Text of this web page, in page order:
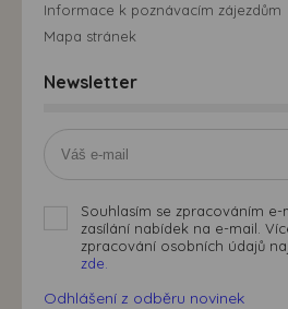
Informace k poznávacím zájezdům
Mapa stránek
Newsletter
Souhlasím se zpracováním e-
zasílání nabídek na e-mail.
zpracování osobních údajů
zde.
Odhlášení z odběru novinek